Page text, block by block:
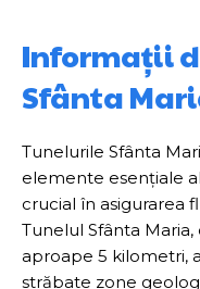
Informații
Sfânta
Tunelurile Sfânta
elemente esențiale
crucial în asigurarea
Tunelul Sfânta
aproape 5 kilometri,
străbate zone